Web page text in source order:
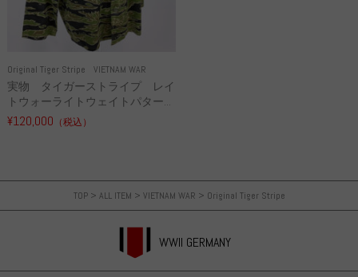
TOP> ALL ITEM > VIETNAM WAR > Original Tiger Stripe
WWII GERMANY
Original Tiger Stripe VIETNAM WAR
実物 タイガーストライプ レイ
トウォーライトウェイトパター...
¥120,000 （税込）